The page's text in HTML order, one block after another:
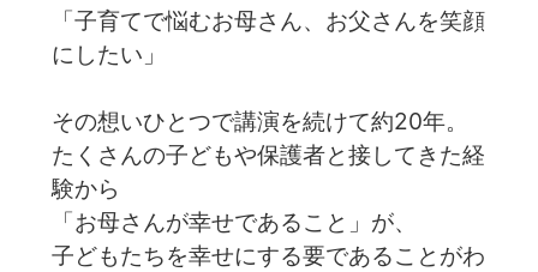
「子育てで悩むお母さん、お父さんを笑顔
にしたい」
その想いひとつで講演を続けて約20年。
たくさんの子どもや保護者と接してきた経
験から
「お母さんが幸せであること」が、
子どもたちを幸せにする要であることがわ